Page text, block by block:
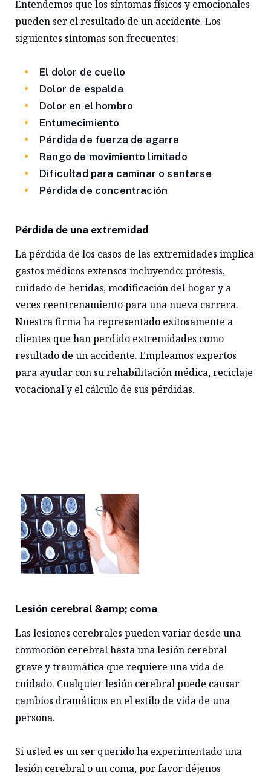
Entendemos que los síntomas físicos y emocionales
pueden ser el resultado de un accidente. Los
siguientes síntomas son frecuentes:
El dolor de cuello
Dolor de espalda
Dolor en el hombro
Entumecimiento
Pérdida de fuerza de agarre
Rango de movimiento limitado
Dificultad para caminar o sentarse
Pérdida de concentración
Pérdida de una extremidad
La pérdida de los casos de las extremidades implica
gastos médicos extensos incluyendo: prótesis,
cuidado de heridas, modificación del hogar y a
veces reentrenamiento para una nueva carrera.
Nuestra firma ha representado exitosamente a
clientes que han perdido extremidades como
resultado de un accidente. Empleamos expertos
para ayudar con su rehabilitación médica, reciclaje
vocacional y el cálculo de sus pérdidas.
Lesión cerebral &amp; coma
Las lesiones cerebrales pueden variar desde una
conmoción cerebral hasta una lesión cerebral
grave y traumática que requiere una vida de
cuidado. Cualquier lesión cerebral puede causar
cambios dramáticos en el estilo de vida de una
persona.
Si usted es un ser querido ha experimentado una
lesión cerebral o un coma, por favor déjenos